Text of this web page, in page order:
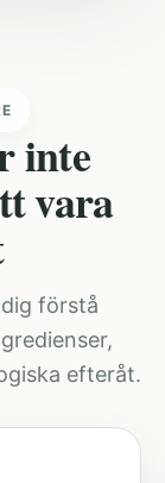
inte
vara
förstå
efteråt.